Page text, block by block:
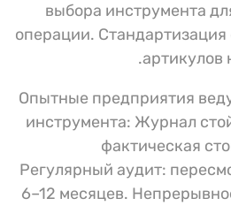
выбора инструмента
операции.
артикулов
Опытные предприятия
инструмента: Журнал
фактическая
Регулярный аудит:
6–12 месяцев.